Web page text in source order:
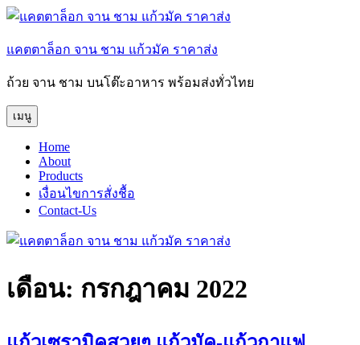
ข้าม
ยัง
บทความ
แคตตาล็อก จาน ชาม แก้วมัค ราคาส่ง
ถ้วย จาน ชาม บนโต๊ะอาหาร พร้อมส่งทั่วไทย
เมนู
Home
About
Products
เงื่อนไขการสั่งชื้อ
Contact-Us
เดือน: กรกฎาคม 2022